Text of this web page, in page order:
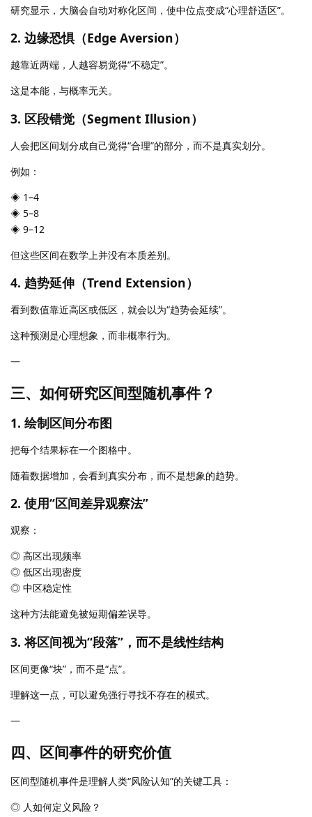
研究显示，大脑会自动对称化区间，使中位点变成“心理舒适区”。
2. 边缘恐惧（Edge Aversion）
越靠近两端，人越容易觉得“不稳定”。
这是本能，与概率无关。
3. 区段错觉（Segment Illusion）
人会把区间划分成自己觉得“合理”的部分，而不是真实划分。
例如：
◈ 1–4
◈ 5–8
◈ 9–12
但这些区间在数学上并没有本质差别。
4. 趋势延伸（Trend Extension）
看到数值靠近高区或低区，就会以为“趋势会延续”。
这种预测是心理想象，而非概率行为。
—
三、如何研究区间型随机事件？
1. 绘制区间分布图
把每个结果标在一个图格中。
随着数据增加，会看到真实分布，而不是想象的趋势。
2. 使用“区间差异观察法”
观察：
◎ 高区出现频率
◎ 低区出现密度
◎ 中区稳定性
这种方法能避免被短期偏差误导。
3. 将区间视为“段落”，而不是线性结构
区间更像“块”，而不是“点”。
理解这一点，可以避免强行寻找不存在的模式。
—
四、区间事件的研究价值
区间型随机事件是理解人类“风险认知”的关键工具：
◎ 人如何定义风险？